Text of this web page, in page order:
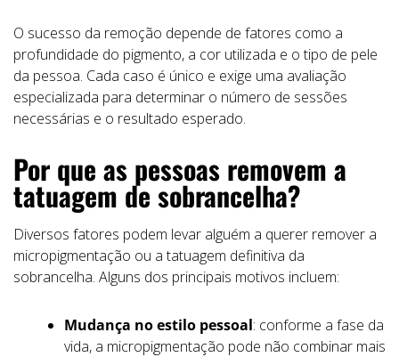
O sucesso da remoção depende de fatores como a
profundidade do pigmento, a cor utilizada e o tipo de pele
da pessoa. Cada caso é único e exige uma avaliação
especializada para determinar o número de sessões
necessárias e o resultado esperado.
Por que as pessoas removem a
tatuagem de sobrancelha?
Diversos fatores podem levar alguém a querer remover a
micropigmentação ou a tatuagem definitiva da
sobrancelha. Alguns dos principais motivos incluem:
Mudança no estilo pessoal: conforme a fase da
vida, a micropigmentação pode não combinar mais